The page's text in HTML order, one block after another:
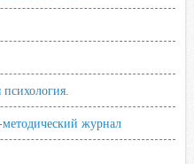
журнал